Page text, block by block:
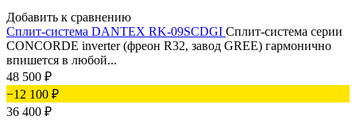
Добавить к сравнению
Сплит-система DANTEX RK-09SCDGI Сплит-система серии
CONCORDE inverter (фреон R32, завод GREE) гармонично
впишется в любой...
48 500 ₽
−12 100 ₽
36 400 ₽